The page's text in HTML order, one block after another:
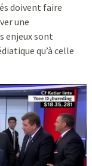
doivent faire
une
enjeux sont
qu’à celle